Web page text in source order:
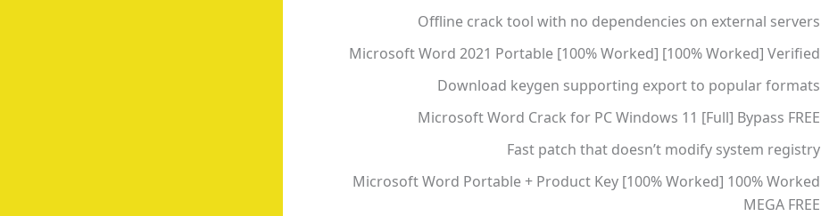
Offline crack tool with no dependencies on external servers
Microsoft Word 2021 Portable [100% Worked] [100% Worked] Verified
Download keygen supporting export to popular formats
Microsoft Word Crack for PC Windows 11 [Full] Bypass FREE
Fast patch that doesn’t modify system registry
Microsoft Word Portable + Product Key [100% Worked] 100% Worked
MEGA FREE